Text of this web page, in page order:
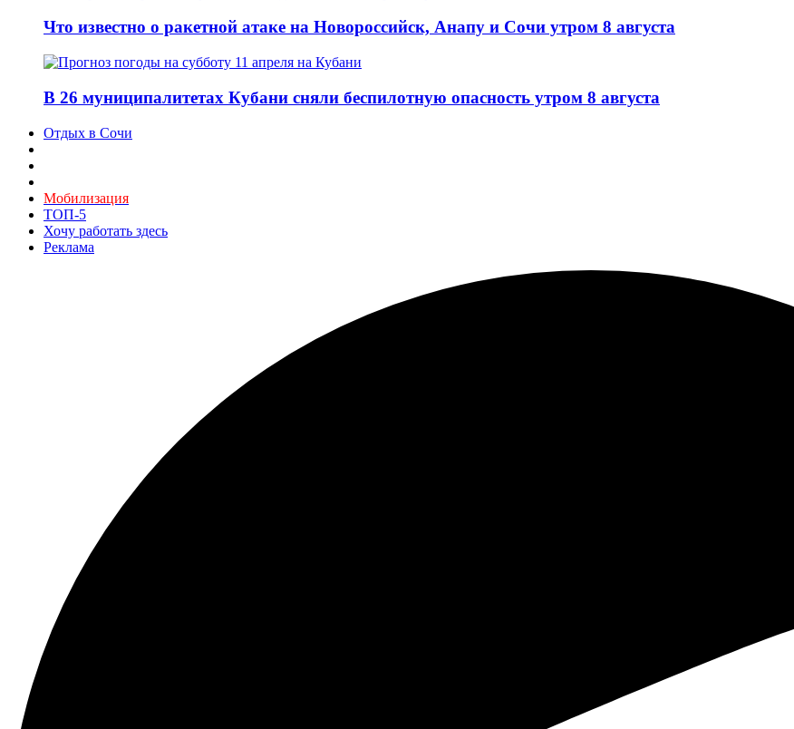
Что известно о ракетной атаке на Новороссийск, Анапу и Сочи утром 8 августа
В 26 муниципалитетах Кубани сняли беспилотную опасность утром 8 августа
Отдых в Сочи
Мобилизация
ТОП-5
Хочу работать здесь
Реклама